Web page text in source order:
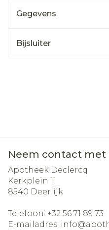
Gegevens
Bijsluiter
Neem contact met
Apotheek Declercq
Kerkplein 11
8540 Deerlijk
Telefoon: +32 56 71 89 73
E-mailadres: info@